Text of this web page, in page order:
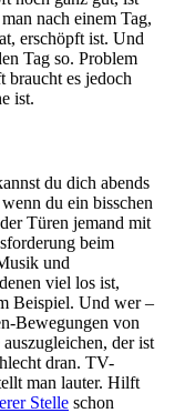
nach einem Tag,
erschöpft ist. Und
Tag so. Problem
es jedoch
ist.
du dich abends
du ein bisschen
Türen jemand mit
beim
und
viel los ist,
Beispiel. Und wer –
Bewegungen von
der ist
dran. TV-
man lauter. Hilft
Stelle schon